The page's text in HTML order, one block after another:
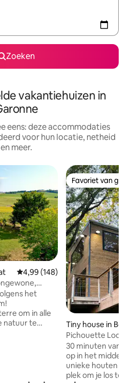
Zoeken
vakantiehuizen in
eens: deze accommodaties
voor hun locatie, netheid
en meer.
Gemiddelde beoordeling van
4,99 (148)
het
om in alle
natuur te
Favoriet van
Favoriet van
Tiny house in
-Aussonnelle
Pichouette Lodge
30 minuten van
op in het midden
unieke houten lodge.
plek om je los te